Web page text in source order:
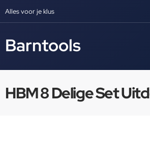
Alles voor je klus
Barntools
HBM 8 Delige Set